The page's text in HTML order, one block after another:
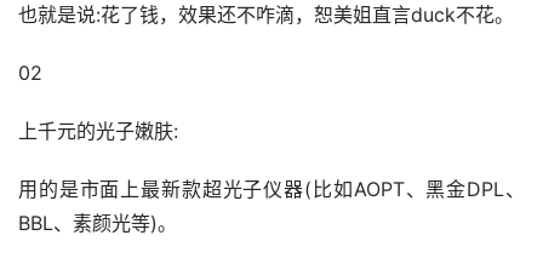
也就是说:花了钱，效果还不咋滴，恕美姐直言duck不花。
02
上千元的光子嫩肤:
用的是市面上最新款超光子仪器(比如AOPT、黑金DPL、
BBL、素颜光等)。